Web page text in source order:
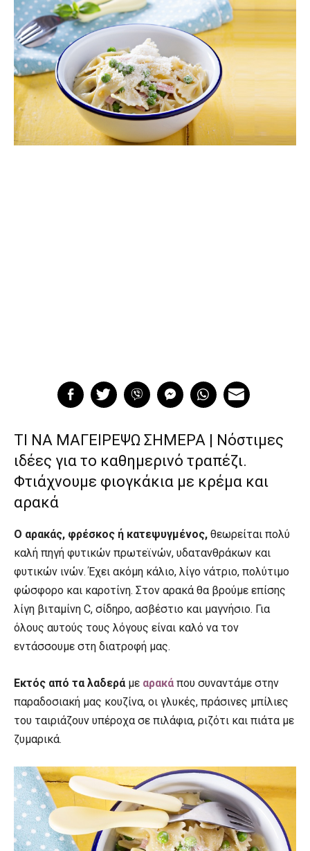
ΤΙ ΝΑ ΜΑΓΕΙΡΕΨΩ ΣΗΜΕΡΑ | Νόστιμες
ιδέες για το καθημερινό τραπέζι.
Φτιάχνουμε φιογκάκια με κρέμα και
αρακά
Ο αρακάς, φρέσκος ή κατεψυγμένος, θεωρείται πολύ
καλή πηγή φυτικών πρωτεϊνών, υδατανθράκων και
φυτικών ινών. Έχει ακόμη κάλιο, λίγο νάτριο, πολύτιμο
φώσφορο και καροτίνη. Στον αρακά θα βρούμε επίσης
λίγη βιταμίνη C, σίδηρο, ασβέστιο και μαγνήσιο. Για
όλους αυτούς τους λόγους είναι καλό να τον
εντάσσουμε στη διατροφή μας.
Εκτός από τα λαδερά με αρακά που συναντάμε στην
παραδοσιακή μας κουζίνα, οι γλυκές, πράσινες μπίλιες
του ταιριάζουν υπέροχα σε πιλάφια, ριζότι και πιάτα με
ζυμαρικά.